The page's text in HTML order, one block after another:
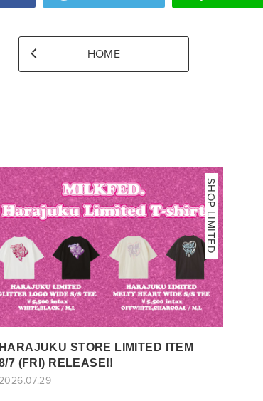
HOME
SHOP LIMITED
HARAJUKU STORE LIMITED ITEM
7 (FRI) RELEASE!!